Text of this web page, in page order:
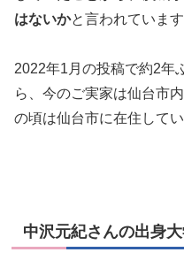
はないかと言われています
2022年1月の投稿で約2年
ら、今のご実家は仙台市
の頃は仙台市に在住して
中沢元紀さんの出身大